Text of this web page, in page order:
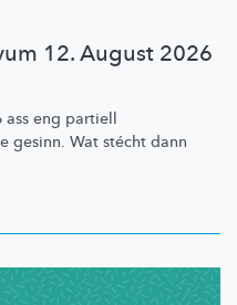
12. August 2026
ass eng partiell
gesinn. Wat stécht dann